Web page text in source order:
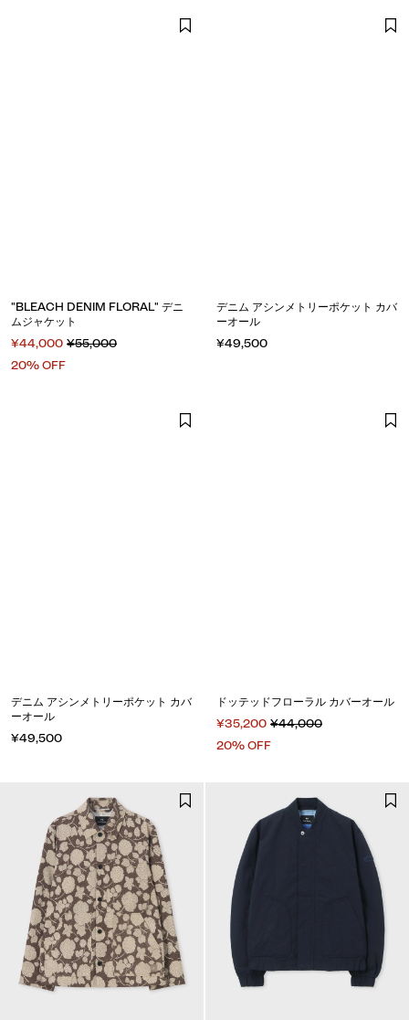
"BLEACH DENIM FLORAL" デニ
ムジャケット
¥44,000 ¥55,000
20% OFF
デニム アシンメトリーポケット カバ
ーオール
¥49,500
デニム アシンメトリーポケット カバ
ーオール
¥49,500
ドッテッドフローラル カバーオール
¥35,200 ¥44,000
20% OFF